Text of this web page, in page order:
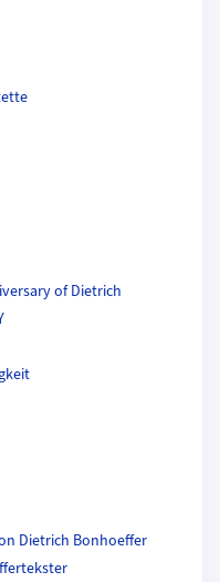
of Dietrich
Dietrich Bonhoeffer